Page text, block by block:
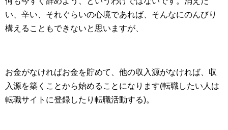
い、辛い、それぐらいの心境であれば、そんなにのんびり
構えることもできないと思いますが、
お金がなければお金を貯めて、他の収入源がなければ、収
入源を築くことから始めることになります(転職したい人は
転職サイトに登録したり転職活動する)。